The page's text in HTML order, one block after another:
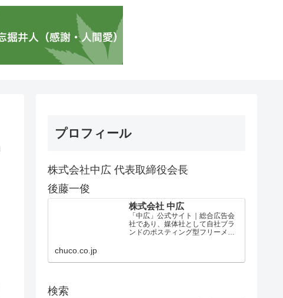
プロフィール
株式会社中広 代表取締役会長
後藤一俊
株式会社 中広
「中広」公式サイト｜総合広告会
社であり、媒体社として自社ブラ
ンドのポスティング型フリーメデ
chuco.co.jp
検索